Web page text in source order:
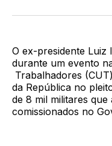
BlueSkyTwitter
O ex-presidente
durante um evento
Trabalhadores
da República no
de 8 mil militares
comissionados no